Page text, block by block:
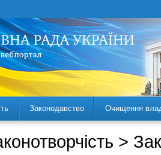
Законодавство Очищення
>